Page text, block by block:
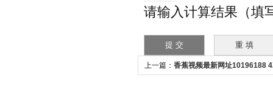
请输入计算结果（填写
上一篇： 香蕉视频最新网址10196188